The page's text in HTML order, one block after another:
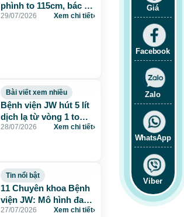
phình to 115cm, bác sĩ
JW lấy gần 5 lít dịch và
29/07/2026 Xem chi tiết›
Bài viết xem nhiều
Bệnh viện JW hút 5 lít
dịch lạ từ vòng 1 to
115cm do tiêm mỡ
28/07/2026 Xem chi tiết›
Tin nổi bật
11 Chuyên khoa Bệnh
viện JW: Mô hình đa
khoa chuẩn Hàn chăm
27/07/2026 Xem chi tiết›
Giá
Facebook
Zalo
WhatsApp
Viber